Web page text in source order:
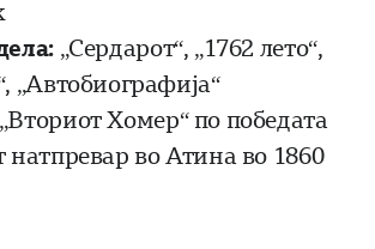
„Сердарот“, „1762 лето“,
„Автобиографија“
Хомер“ по победата
натпревар во Атина во 1860